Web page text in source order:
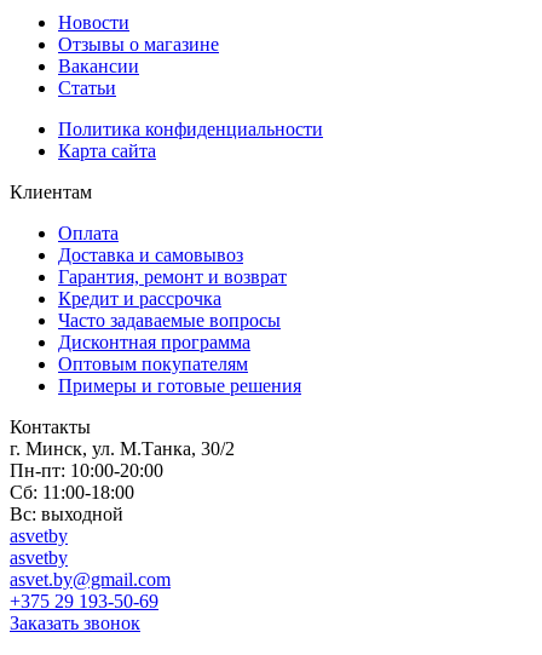
Новости
Отзывы о магазине
Вакансии
Статьи
Политика конфиденциальности
Карта сайта
Клиентам
Оплата
Доставка и самовывоз
Гарантия, ремонт и возврат
Кредит и рассрочка
Часто задаваемые вопросы
Дисконтная программа
Оптовым покупателям
Примеры и готовые решения
Контакты
г. Минск, ул. М.Танка, 30/2
Пн-пт: 10:00-20:00
Сб: 11:00-18:00
Вс: выходной
asvetby
asvetby
asvet.by@gmail.com
+375 29 193-50-69
Заказать звонок